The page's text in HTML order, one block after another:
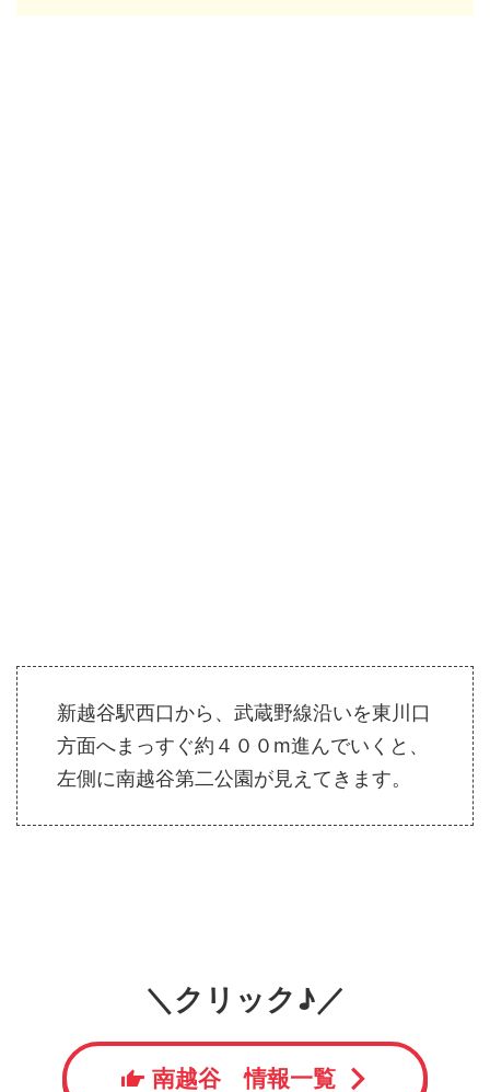
新越谷駅西口から、武蔵野線沿いを東川口
方面へまっすぐ約４００m進んでいくと、
左側に南越谷第二公園が見えてきます。
＼クリック♪／
南越谷 情報一覧